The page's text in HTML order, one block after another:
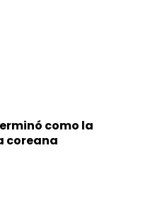
como la
coreana